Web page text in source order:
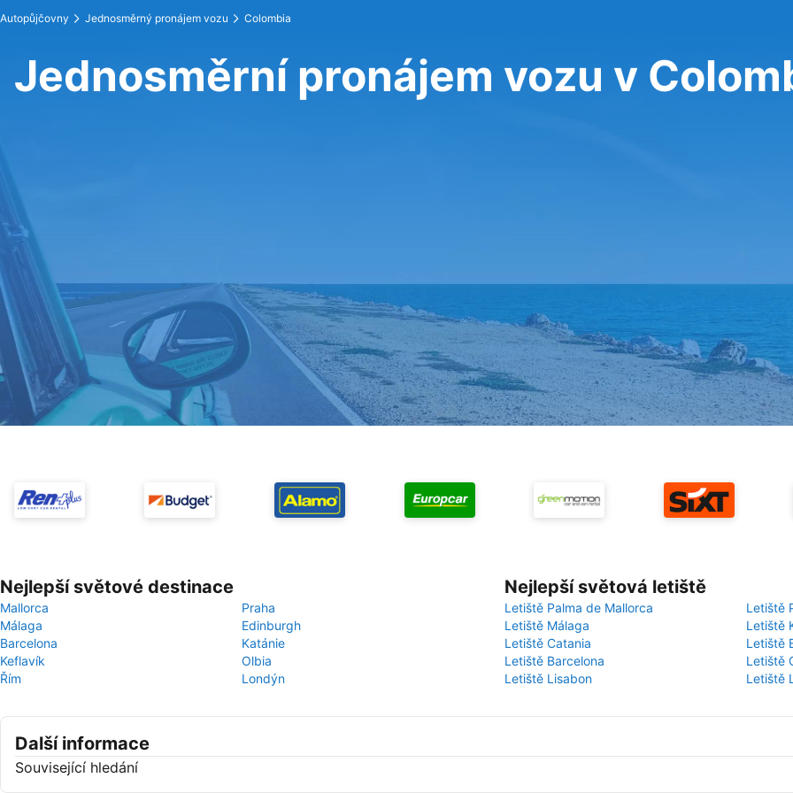
Autopůjčovny Jednosměrný pronájem vozu Colombia
Jednosměrní pronájem vozu v
Nejlepší světové destinace
Mallorca
Praha
Málaga
Edinburgh
Barcelona
Katánie
Keflavík
Olbia
Řím
Londýn
Nejlepší světová letiště
Letiště Palma de Mallorca
Letiště
Letiště Málaga
Letiště
Letiště Catania
Letiště
Letiště Barcelona
Letiště
Letiště Lisabon
Letiště
Další informace
Související hledání